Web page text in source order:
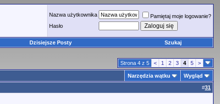
Nazwa użytkownika
Pamiętaj moje logowanie?
Hasło
Dzisiejsze Posty Szukaj
Strona 4 z 5 < 1 2 3 4 5 >
Narzędzia wątku
Wygląd
#31